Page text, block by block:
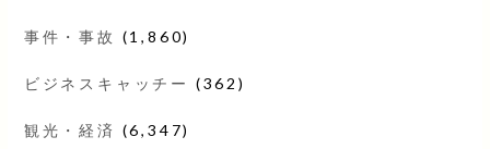
事件・事故 (1,860)
ビジネスキャッチー (362)
観光・経済 (6,347)